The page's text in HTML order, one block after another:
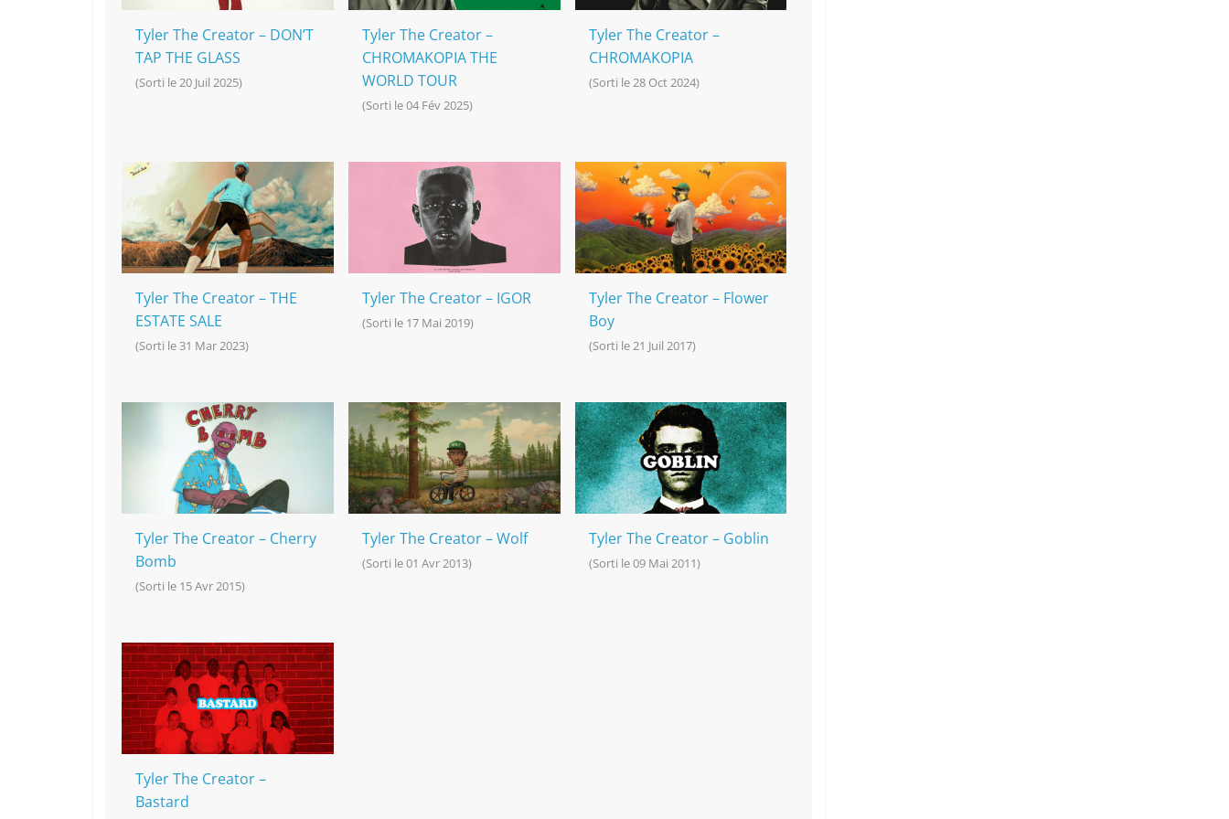
Tyler The Creator – DON’T
TAP THE GLASS
(Sorti le 20 Juil 2025)
Tyler The Creator –
CHROMAKOPIA THE
WORLD TOUR
(Sorti le 04 Fév 2025)
Tyler The Creator –
CHROMAKOPIA
(Sorti le 28 Oct 2024)
Tyler The Creator – THE
ESTATE SALE
(Sorti le 31 Mar 2023)
Tyler The Creator – IGOR
(Sorti le 17 Mai 2019)
Tyler The Creator – Flower
Boy
(Sorti le 21 Juil 2017)
Tyler The Creator – Cherry
Bomb
(Sorti le 15 Avr 2015)
Tyler The Creator – Wolf
(Sorti le 01 Avr 2013)
Tyler The Creator – Goblin
(Sorti le 09 Mai 2011)
Tyler The Creator –
Bastard